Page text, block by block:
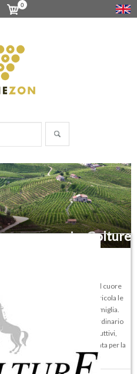
0
Le Colture
piccolo centro incastonato nel cuore
Qui ha sede l’Azienda Agricola le
sempre guidata dalla stessa famiglia.
depositari di questo straordinario
da piccoli e grandi segreti produttivi,
e delle sue uve, sensibilità innata per la